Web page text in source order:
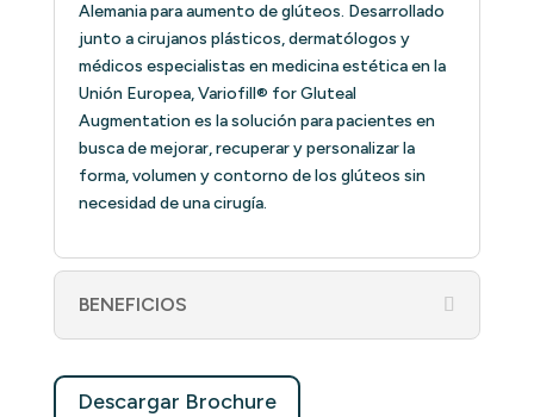
Alemania para aumento de glúteos. Desarrollado
junto a cirujanos plásticos, dermatólogos y
médicos especialistas en medicina estética en la
Unión Europea, Variofill® for Gluteal
Augmentation es la solución para pacientes en
busca de mejorar, recuperar y personalizar la
forma, volumen y contorno de los glúteos sin
necesidad de una cirugía.
BENEFICIOS
Descargar Brochure